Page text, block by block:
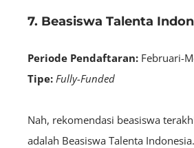
7. Beasiswa Talenta
Periode Pendaftaran: Februari-
Tipe: Fully-Funded
Nah, rekomendasi beasiswa
adalah Beasiswa Talenta